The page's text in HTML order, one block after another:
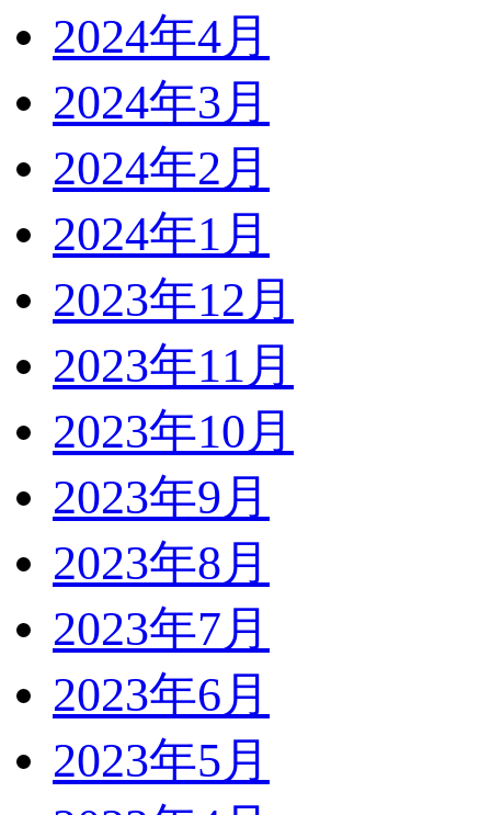
2024年4月
2024年3月
2024年2月
2024年1月
2023年12月
2023年11月
2023年10月
2023年9月
2023年8月
2023年7月
2023年6月
2023年5月